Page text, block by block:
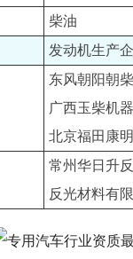
柴油
发动机生产
东风朝阳朝
广西玉柴机
北京福田康
常州华日升
反光材料有